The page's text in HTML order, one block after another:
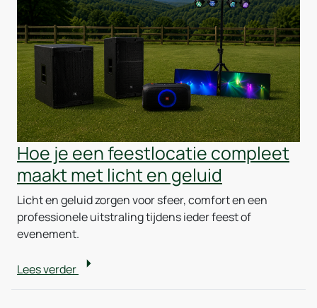
Hoe je een feestlocatie compleet
maakt met licht en geluid
Licht en geluid zorgen voor sfeer, comfort en een
professionele uitstraling tijdens ieder feest of
evenement.
Lees verder